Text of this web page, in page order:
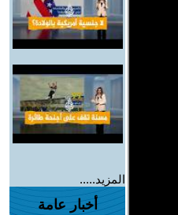
المزيد.....
أخبار عامة